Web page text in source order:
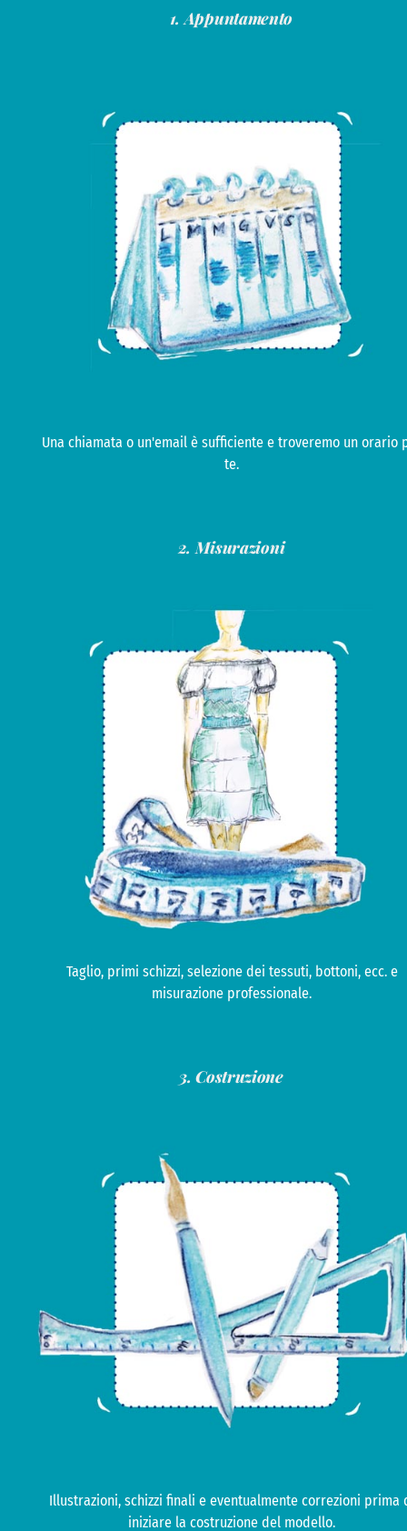
1. Appuntamento
Una chiamata o un'email è sufficiente e troveremo un orario
te.
2. Misurazioni
Taglio, primi schizzi, selezione dei tessuti, bottoni, ecc. e
misurazione professionale.
3. Costruzione
Illustrazioni, schizzi finali e eventualmente correzioni prima
iniziare la costruzione del modello.